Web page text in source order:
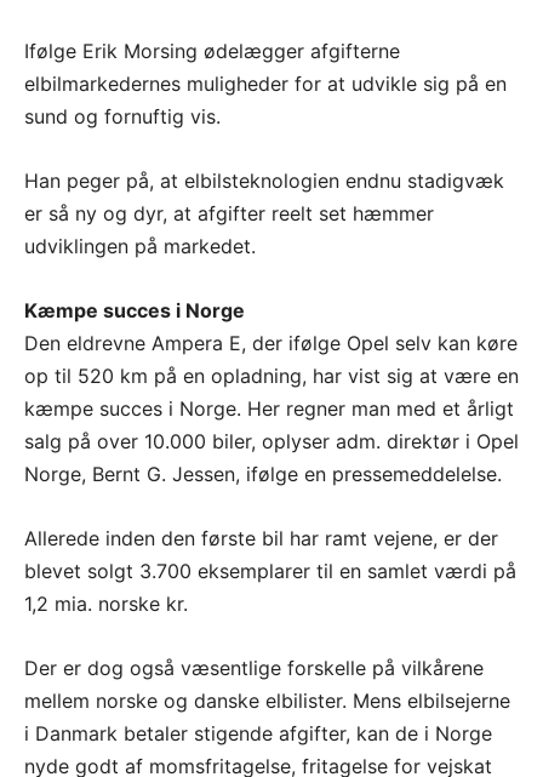
Ifølge Erik Morsing ødelægger afgifterne
elbilmarkedernes muligheder for at udvikle sig på en
sund og fornuftig vis.
Han peger på, at elbilsteknologien endnu stadigvæk
er så ny og dyr, at afgifter reelt set hæmmer
udviklingen på markedet.
Kæmpe succes i Norge
Den eldrevne Ampera E, der ifølge Opel selv kan køre
op til 520 km på en opladning, har vist sig at være en
kæmpe succes i Norge. Her regner man med et årligt
salg på over 10.000 biler, oplyser adm. direktør i Opel
Norge, Bernt G. Jessen, ifølge en pressemeddelelse.
Allerede inden den første bil har ramt vejene, er der
blevet solgt 3.700 eksemplarer til en samlet værdi på
1,2 mia. norske kr.
Der er dog også væsentlige forskelle på vilkårene
mellem norske og danske elbilister. Mens elbilsejerne
i Danmark betaler stigende afgifter, kan de i Norge
nyde godt af momsfritagelse, fritagelse for vejskat